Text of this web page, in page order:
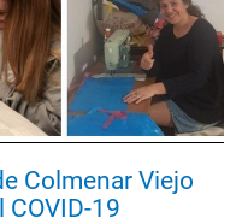
Colmenar Viejo
19